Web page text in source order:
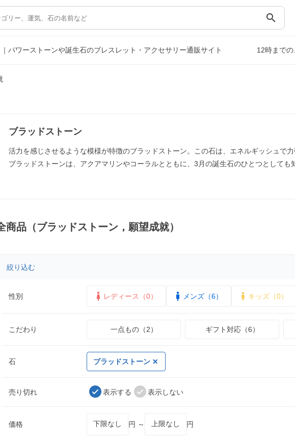
search
パワーストーンや誕生石のブレスレット・アクセサリー通販サイト 12時まで
ブラッドストーン
活力を感じさせるような模様が特徴のブラッドストーン。この石は、エネルギッシュで力
ブラッドストーンは、アクアマリンやコーラルとともに、3月の誕生石のひとつとしても
商品（ブラッドストーン，願望成就）
絞り込む
性別 レディース（0） メンズ（6） キッズ（0）
こだわり 一点もの（2） ギフト対応（6）
石 ブラッドストーン
売り切れ 表示する 表示しない
価格 円 ～ 円